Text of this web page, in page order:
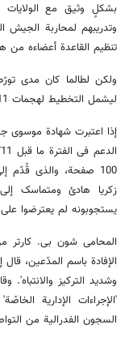
بشکلٍ وثیق مع الولایات
وتدریبهم لمحاربة الجیش
تنظیم القاعدة أعضاءه من
ولکن لطالما کان مدی
لیشمل التخطیط لهجمات 11 سبتمبر/أیلول وتمویلها، موضع خلاف.
إذا اعتبرت شهادة موسوی
100 صفحة، والذی قُدّم
زکریا هادئ ومتماسک
یستجوبونه لم یعترضوا علی
المحامی شون بی. کارتر
الإفادة باسم المدّعین،
وشدید الترکیز
'الإجراءات الإداریة
السجون الفدرالیة من